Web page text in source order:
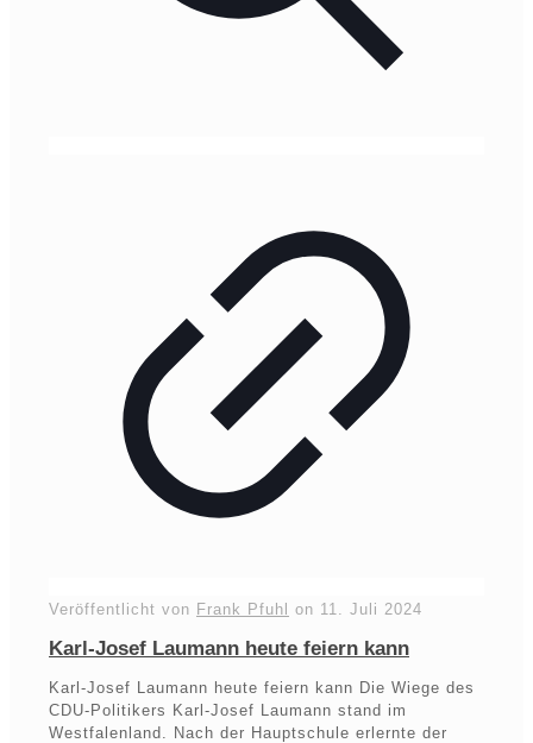
Veröffentlicht von Frank Pfuhl on 11. Juli 2024
Karl-Josef Laumann heute feiern kann
Karl-Josef Laumann heute feiern kann Die Wiege des
CDU-Politikers Karl-Josef Laumann stand im
Westfalenland. Nach der Hauptschule erlernte der